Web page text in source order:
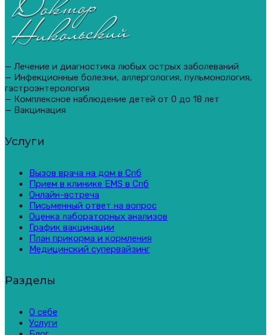
— Лечение и диагностика любых острых заболеваний
— Инфекционные болезни, аллергология, пульмонология,
гастроэнтерология
— Комплексное наблюдение детей от 0 до 18 лет
— Вакцинация
Услуги
Вызов врача на дом в Спб
Прием в клинике EMS в Спб
Онлайн-встреча
Письменный ответ на вопрос
Оценка лабораторных анализов
График вакцинации
План прикорма и кормления
Медицинский супервайзинг
Разделы
О себе
Услуги